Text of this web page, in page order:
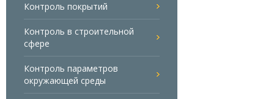
Контроль покрытий
Контроль в строительной
сфере
Контроль параметров
окружающей среды